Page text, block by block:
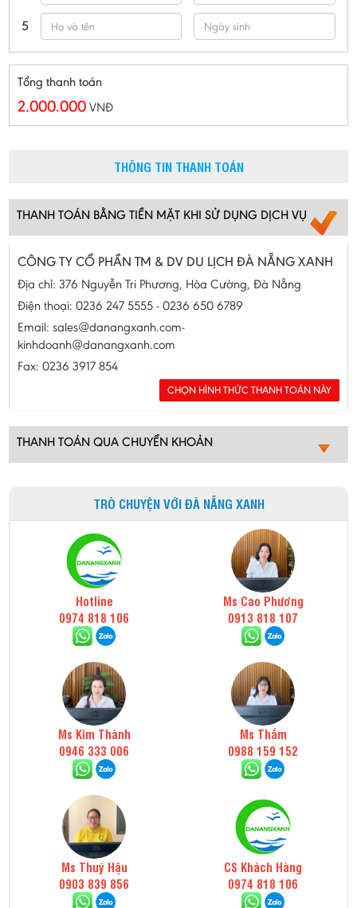
5
Tổng thanh toán
2.000.000 VNĐ
THÔNG TIN THANH TOÁN
THANH TOÁN BẰNG TIỀN MẶT KHI SỬ DỤNG DỊCH VỤ
CÔNG TY CỔ PHẦN TM & DV DU LỊCH ĐÀ NẴNG XANH
Địa chỉ: 376 Nguyễn Tri Phương, Hòa Cường, Đà Nẵng
Điện thoại: 0236 247 5555 - 0236 650 6789
Email: sales@danangxanh.com-
kinhdoanh@danangxanh.com
Fax: 0236 3917 854
THANH TOÁN QUA CHUYỂN KHOẢN
TRÒ CHUYỆN VỚI ĐÀ NẴNG XANH
Hotline
0974 818 106
Ms Cao Phương
0913 818 107
Ms Kim Thành
0946 333 006
Ms Thắm
0988 159 152
Ms Thuý Hậu
0903 839 856
CS Khách Hàng
0974 818 106